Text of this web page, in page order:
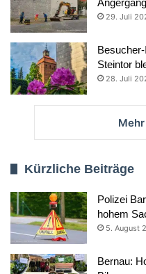
29. Juli
Steintor
28. Juli
Kürzliche Beiträge
Polizei
hohem
5. August
Bernau: